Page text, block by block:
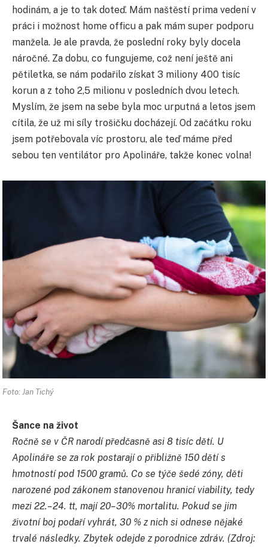
hodinám, a je to tak doteď. Mám naštěstí prima vedení v
práci i možnost home officu a pak mám super podporu
manžela. Je ale pravda, že poslední roky byly docela
náročné. Za dobu, co fungujeme, což není ještě ani
pětiletka, se nám podařilo získat 3 miliony 400 tisíc
korun a z toho 2,5 milionu v posledních dvou letech.
Myslím, že jsem na sebe byla moc urputná a letos jsem
cítila, že už mi síly trošičku docházejí. Od začátku roku
jsem potřebovala víc prostoru, ale teď máme před
sebou ten ventilátor pro Apolináře, takže konec volna!
Foto: Jan Tichý
Šance na život
Ročně se v ČR narodí předčasně asi 8 tisíc dětí. U
Apolináře se za rok postarají o přibližně 150 dětí s
hmotností pod 1500 gramů. Co se týče šedé zóny, děti
narozené pod zákonem stanovenou hranicí viability, tedy
mezi 22.–24. tt, mají 20–30% mortalitu. Pokud se jim
životní boj podaří vyhrát, 30 % z nich si odnese nějaké
trvalé následky. Zbytek odejde z porodnice zdráv. (Zdroj: